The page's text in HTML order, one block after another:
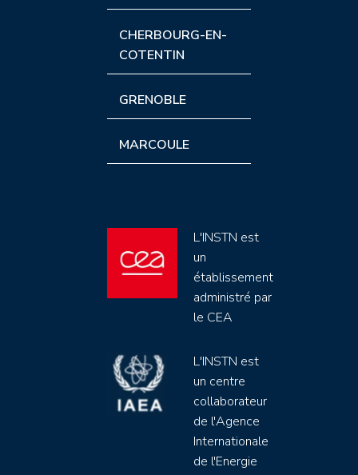
CHERBOURG-EN-
COTENTIN
GRENOBLE
MARCOULE
L'INSTN est
un
établissement
administré par
le CEA
L'INSTN est
un centre
collaborateur
de l'Agence
Internationale
de l'Energie